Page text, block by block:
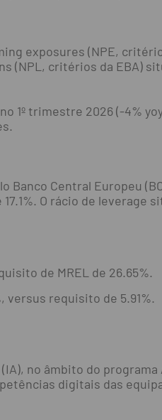
exposures (NPE,
critérios da EBA)
1º trimestre 2026 (-4%
Central Europeu
O rácio de leverage
de MREL de 26.65%.
versus requisito de 5.91%.
no âmbito do
digitais das